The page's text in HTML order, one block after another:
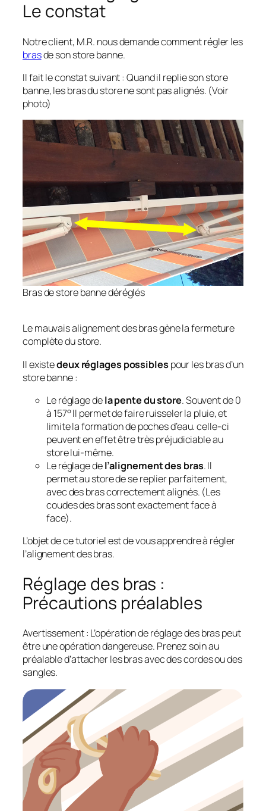
Le constat
Notre client, M.R. nous demande comment régler les
brasde son store banne.
Il fait le constat suivant : Quand il replie son store
banne, les bras du store ne sont pas alignés. (Voir
photo)
Bras de store banne déréglés
Le mauvais alignement des bras gène la fermeture
complète du store.
Il existedeux réglages possibles pour les bras d’un
store banne :
Le réglage dela pente du store. Souvent de 0
à 157° Il permet de faire ruisseler la pluie, et
limite la formation de poches d’eau. celle-ci
peuvent en effet être très préjudiciable au
store lui-même.
Le réglage del’alignement des bras. Il
permet au store de se replier parfaitement,
avec des bras correctement alignés. (Les
coudes des bras sont exactement face à
face).
L’objet de ce tutoriel est de vous apprendre à régler
l’alignement des bras.
Réglage des bras :
Précautions préalables
Avertissement : L’opération de réglage des bras peut
être une opération dangereuse. Prenez soin au
préalable d’attacher les bras avec des cordes ou des
sangles.